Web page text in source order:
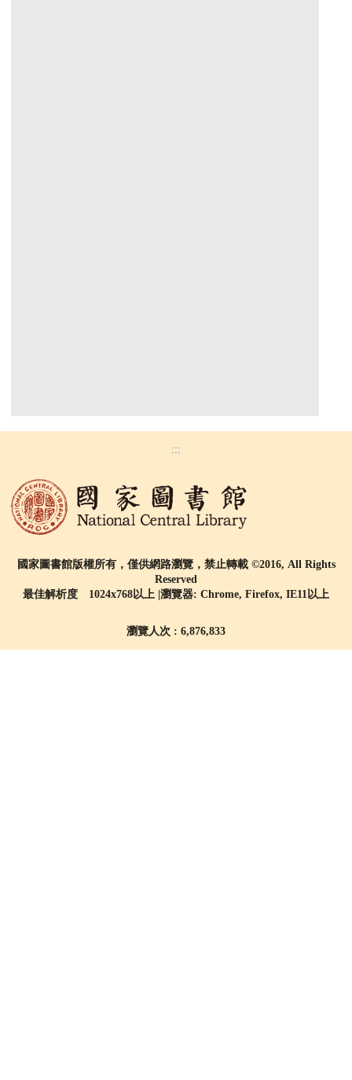
:::
國家圖書館版權所有，僅供網路瀏覽，禁止轉載 ©2016, All Rights
Reserved
最佳解析度 1024x768以上 |瀏覽器: Chrome, Firefox, IE11以上
瀏覽人次 : 6,876,833